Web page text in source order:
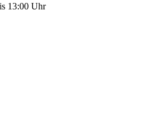
13:00 Uhr